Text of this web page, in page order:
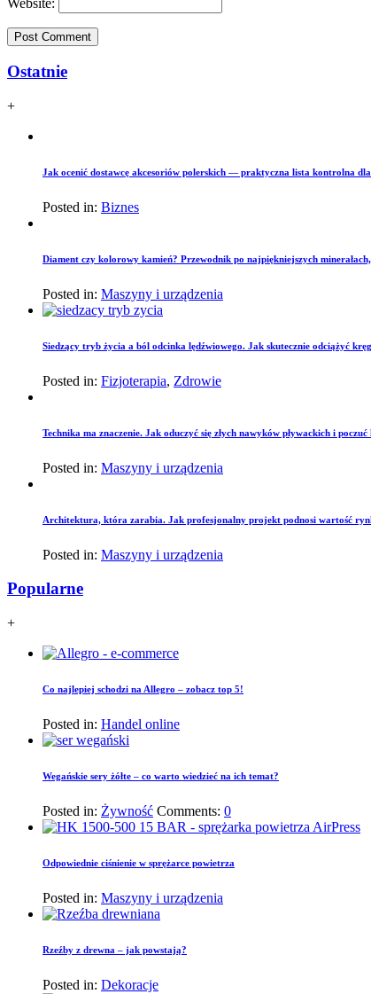
Ostatnie
+
Jak ocenić dostawcę akcesoriów polerskich — praktyczna lista kontrolna
Posted in: Biznes
Diament czy kolorowy kamień? Przewodnik po najpiękniejszych
Posted in: Maszyny i urządzenia
Siedzący tryb życia a ból odcinka lędźwiowego. Jak skutecznie odciążyć
Posted in: Fizjoterapia, Zdrowie
Technika ma znaczenie. Jak oduczyć się złych nawyków pływackich i poczuć
Posted in: Maszyny i urządzenia
Architektura, która zarabia. Jak profesjonalny projekt podnosi wartość
Posted in: Maszyny i urządzenia
Popularne
+
Co najlepiej schodzi na Allegro – zobacz top 5!
Posted in: Handel online
Wegańskie sery żółte – co warto wiedzieć na ich temat?
Posted in: Żywność Comments: 0
Odpowiednie ciśnienie w sprężarce powietrza
Posted in: Maszyny i urządzenia
Rzeźby z drewna – jak powstają?
Posted in: Dekoracje